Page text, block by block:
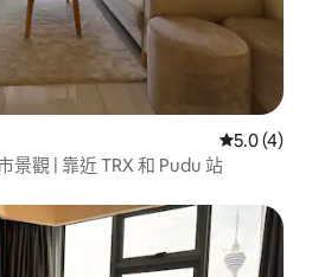
從 4 則評
5.0 (4)
景觀 | 靠近 TRX 和 Pudu 站